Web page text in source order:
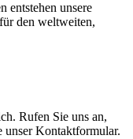
entstehen unsere
den weltweiten,
Rufen Sie uns an,
unser Kontaktformular.